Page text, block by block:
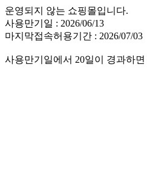
운영되지 않는 쇼핑몰입니다.
사용만기일 : 2026/06/13
마지막접속허용기간 : 2026/07/03
사용만기일에서 20일이 경과하